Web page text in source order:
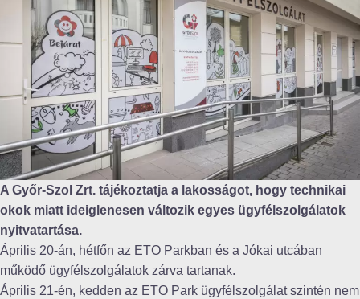
A Győr-Szol Zrt. tájékoztatja a lakosságot, hogy technikai
okok miatt ideiglenesen változik egyes ügyfélszolgálatok
nyitvatartása.
Április 20-án, hétfőn az ETO Parkban és a Jókai utcában
működő ügyfélszolgálatok zárva tartanak.
Április 21-én, kedden az ETO Park ügyfélszolgálat szintén nem